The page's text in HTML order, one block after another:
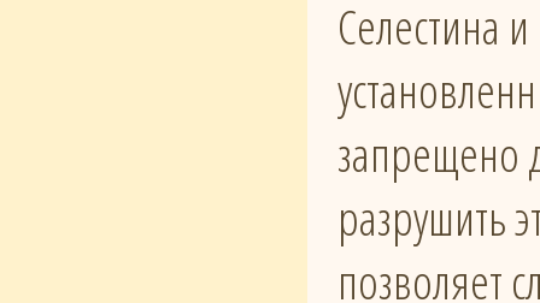
Селестина
запрещено
разрушить
позволяет